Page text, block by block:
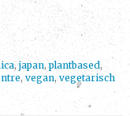
,japan,plantbased ,
, vegan, vegetarisch